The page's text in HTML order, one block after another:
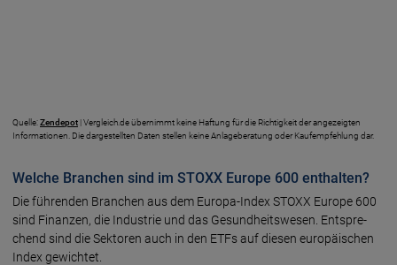
Quelle:Zendepot | Vergleich.de übernimmt keine Haftung für die Richtigkeit der angezeigten
Informationen. Die dargestellten Daten stellen keine Anlageberatung oder Kaufempfehlung dar.
Welche Branchen sind im STOXX Europe 600 enthalten?
Die führen­den Bran­chen aus dem Europa-Index STOXX Euro­pe 600
sind Finanzen, die In­dus­trie und das Gesund­heits­we­sen. Ent­spre­
chend sind die Sek­to­ren auch in den ETFs auf diesen euro­päi­schen
Index gewich­tet.